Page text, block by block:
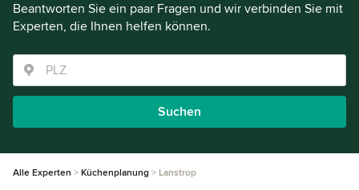
Beantworten Sie ein paar Fragen und wir verbinden Sie mit
Experten, die Ihnen helfen können.
Suchen
Alle Experten Küchenplanung Lanstrop